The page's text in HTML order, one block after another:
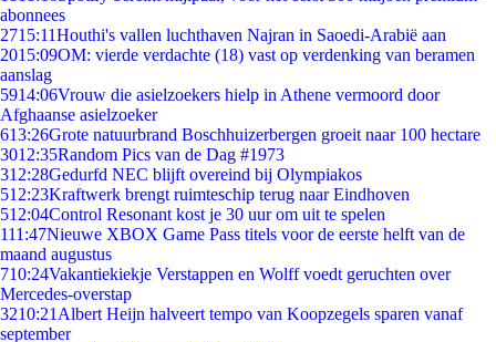
abonnees
2715:11Houthi's vallen luchthaven Najran in Saoedi-Arabië aan
2015:09OM: vierde verdachte (18) vast op verdenking van beramen
aanslag
5914:06Vrouw die asielzoekers hielp in Athene vermoord door
Afghaanse asielzoeker
613:26Grote natuurbrand Boschhuizerbergen groeit naar 100 hectare
3012:35Random Pics van de Dag #1973
312:28Gedurfd NEC blijft overeind bij Olympiakos
512:23Kraftwerk brengt ruimteschip terug naar Eindhoven
512:04Control Resonant kost je 30 uur om uit te spelen
111:47Nieuwe XBOX Game Pass titels voor de eerste helft van de
maand augustus
710:24Vakantiekiekje Verstappen en Wolff voedt geruchten over
Mercedes-overstap
3210:21 Albert Heijn halveert tempo van Koopzegels sparen vanaf
september